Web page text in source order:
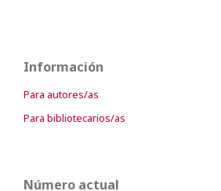
Información
Para autores/as
Para bibliotecarios/as
Número actual